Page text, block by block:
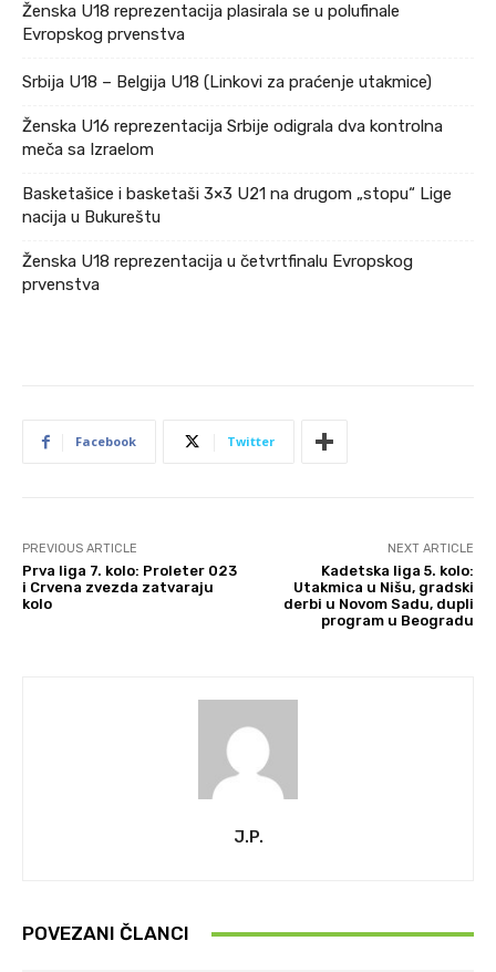
Ženska U18 reprezentacija plasirala se u polufinale
Evropskog prvenstva
Srbija U18 – Belgija U18 (Linkovi za praćenje utakmice)
Ženska U16 reprezentacija Srbije odigrala dva kontrolna
meča sa Izraelom
Basketašice i basketaši 3×3 U21 na drugom „stopu“ Lige
nacija u Bukureštu
Ženska U18 reprezentacija u četvrtfinalu Evropskog
prvenstva
Facebook Twitter
PREVIOUS ARTICLE
Prva liga 7. kolo: Proleter 023
i Crvena zvezda zatvaraju
kolo
NEXT ARTICLE
Kadetska liga 5. kolo:
Utakmica u Nišu, gradski
derbi u Novom Sadu, dupli
program u Beogradu
J.P.
POVEZANI ČLANCI